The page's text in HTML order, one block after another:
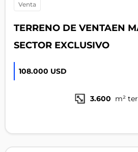
venta
TERRENO DE VENTAEN
SECTOR EXCLUSIVO
108.000 USD
3.600 m²